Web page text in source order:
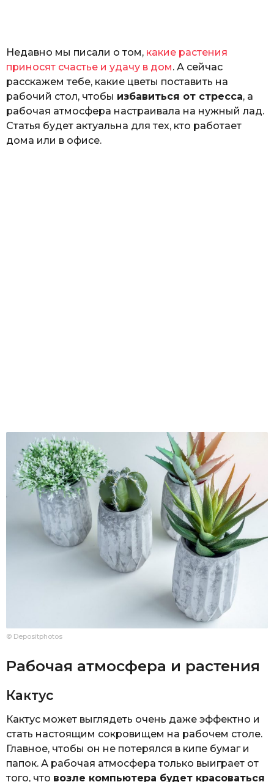
Недавно мы писали о том, какие растения
приносят счастье и удачу в дом. А сейчас
расскажем тебе, какие цветы поставить на
рабочий стол, чтобы избавиться от стресса, а
рабочая атмосфера настраивала на нужный лад.
Статья будет актуальна для тех, кто работает
дома или в офисе.
© Depositphotos
Рабочая атмосфера и растения
Кактус
Кактус может выглядеть очень даже эффектно и
стать настоящим сокровищем на рабочем столе.
Главное, чтобы он не потерялся в кипе бумаг и
папок. А рабочая атмосфера только выиграет от
того, что возле компьютера будет красоваться